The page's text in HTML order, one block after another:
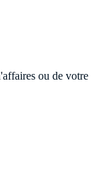
ou de votre